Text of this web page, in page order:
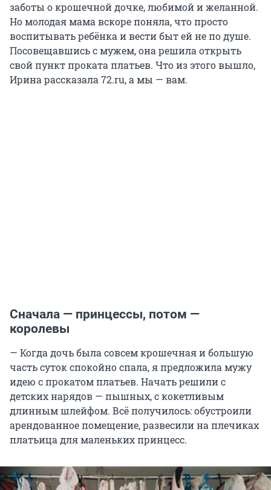
заботы о крошечной дочке, любимой и желанной.
Но молодая мама вскоре поняла, что просто
воспитывать ребёнка и вести быт ей не по душе.
Посовещавшись с мужем, она решила открыть
свой пункт проката платьев. Что из этого вышло,
Ирина рассказала 72.ru, а мы — вам.
Сначала — принцессы, потом —
королевы
— Когда дочь была совсем крошечная и большую
часть суток спокойно спала, я предложила мужу
идею с прокатом платьев. Начать решили с
детских нарядов — пышных, с кокетливым
длинным шлейфом. Всё получилось: обустроили
арендованное помещение, развесили на плечиках
платьица для маленьких принцесс.